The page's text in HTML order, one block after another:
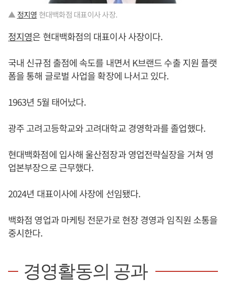
▲ 정지영 현대백화점 대표이사 사장.
정지영은 현대백화점의 대표이사 사장이다.
국내 신규점 출점에 속도를 내면서 K브랜드 수출 지원 플랫
폼을 통해 글로벌 사업을 확장에 나서고 있다.
1963년 5월 태어났다.
광주 고려고등학교와 고려대학교 경영학과를 졸업했다.
현대백화점에 입사해 울산점장과 영업전략실장을 거쳐 영
업본부장으로 근무했다.
2024년 대표이사에 사장에 선임됐다.
백화점 영업과 마케팅 전문가로 현장 경영과 임직원 소통을
중시한다.
경영활동의 공과